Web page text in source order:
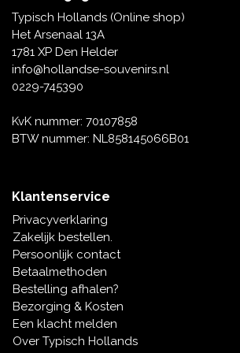
Piet Mondriaan
Maria Sibylla Merian
Jacob Marrel
Fabritius - Het puttertje
Oranje artikelen
Mokken en Pullen
Pillen en Spiegeldoosjes
Theelepels en Schoteltjes
Asbakken
Geschenk-verpakkingen
Fotolijstjes
Opvouwbare Nylon tassen
Toilettassen - Make-up tassen
Rompers en Slabbetjes
Waaiers
Reis - Nekkussens
Delfts blauwe wenskaarten
Delfts blauwe waxinehouders
Delfts blauwe tegels
Delfts blauwe vazen
Delfts blauwe schalen
Delfts blauwe Peper en Zoutstellen
Delfts blauwe servetten
Typisch Hollands (Online shop)
Het Arsenaal 13A
1781 XP Den Helder
info@hollandse-souvenirs.nl
0229-745390
KvK nummer: 70107858
BTW nummer: NL858145066B01
Klantenservice
Privacyverklaring
Zakelijk bestellen.
Persoonlijk contact
Betaalmethoden
Bestelling afhalen?
Bezorging & Kosten
Een klacht melden
Over Typisch Hollands